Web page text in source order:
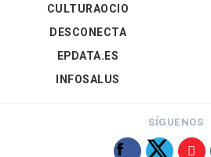
CULTURAOCIO
DESCONECTA
EPDATA.ES
INFOSALUS
SÍGUENOS